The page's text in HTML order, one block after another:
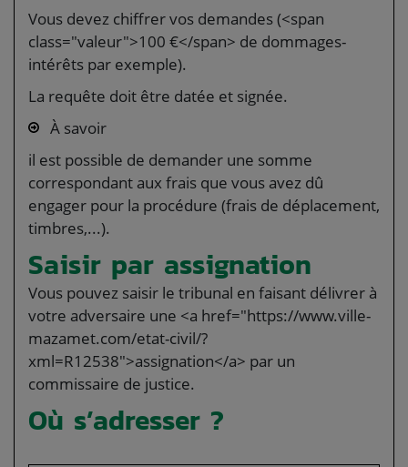
Vous devez chiffrer vos demandes (<span
class="valeur">100 €</span> de dommages-
intérêts par exemple).
La requête doit être datée et signée.
À savoir
il est possible de demander une somme
correspondant aux frais que vous avez dû
engager pour la procédure (frais de déplacement,
timbres,...).
Saisir par assignation
Vous pouvez saisir le tribunal en faisant délivrer à
votre adversaire une <a href="https://www.ville-
mazamet.com/etat-civil/?
xml=R12538">assignation</a> par un
commissaire de justice.
Où s’adresser ?